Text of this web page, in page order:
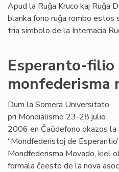
Apud la Ruĝa Kruco kaj Ruĝa
blanka fono ruĝa rombo estos
tria simbolo de la Internacia
Esperanto-filio
monfederisma
Dum la Somera Universitato
pri Mondialismo 23-28 julio
2006 en Ĉaŭdefono okazos
“Mondfederistoj de
Mondfederisma Movado, kiel
formala ĉeesto de la nova